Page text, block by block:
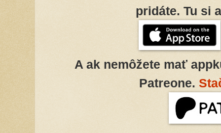
pridáte. Tu si
A ak nemôžete mať
Patreone.